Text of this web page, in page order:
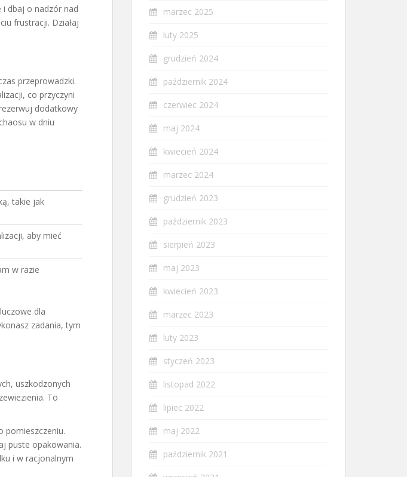
i dbaj o nadzór nad
frustracji. Działaj
przeprowadzki.
co przyczyni
dodatkowy
w dniu
takie jak
aby mieć
w razie
dla
zadania, tym
uszkodzonych
To
pomieszczeniu.
puste opakowania.
i w racjonalnym
marzec 2025
luty 2025
grudzień 2024
październik 2024
czerwiec 2024
maj 2024
kwiecień 2024
marzec 2024
grudzień 2023
październik 2023
sierpień 2023
maj 2023
kwiecień 2023
marzec 2023
luty 2023
styczeń 2023
listopad 2022
lipiec 2022
maj 2022
październik 2021